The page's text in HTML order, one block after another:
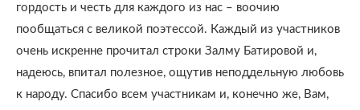
гордость и честь для каждого из нас – воочию
пообщаться с великой поэтессой. Каждый из участников
очень искренне прочитал строки Залму Батировой и,
надеюсь, впитал полезное, ощутив неподдельную любовь
к народу. Спасибо всем участникам и, конечно же, Вам,